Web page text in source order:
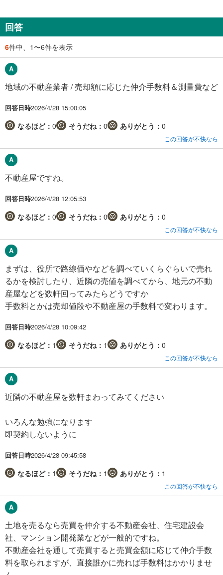
回答
6件中、1〜6件を表示
地域の不動産業者 / 売却額に応じた仲介手数料＆測量費など
回答日時2026/4/28 15:00:05
なるほど： 0 そうだね： 0 ありがとう： 0
この回答が不快なら
不動産屋ですね。
回答日時2026/4/28 12:05:53
なるほど： 0 そうだね： 0 ありがとう： 0
この回答が不快なら
まずは、役所で路線価やなどを調べていくらぐらいで売れ
るかを検討したり、近隣の売値を調べてから、地元の不動
産屋などを数軒回ってみたらどうですか
手数料とかは売却値段や不動産屋の手数料で変わります。
回答日時2026/4/28 10:09:42
なるほど： 1 そうだね： 1 ありがとう： 0
この回答が不快なら
近隣の不動産屋を数軒まわってみてください
いろんな勉強になります
即契約しないように
回答日時2026/4/28 09:45:58
なるほど： 1 そうだね： 1 ありがとう： 1
この回答が不快なら
土地を売るなら売買を仲介する不動産会社、住宅建設会
社、マンション開発業などが一般的ですね。
不動産会社を通して売買すると売買金額に応じて仲介手数
料を取られますが、直接誰かに売れば手数料はかかりませ